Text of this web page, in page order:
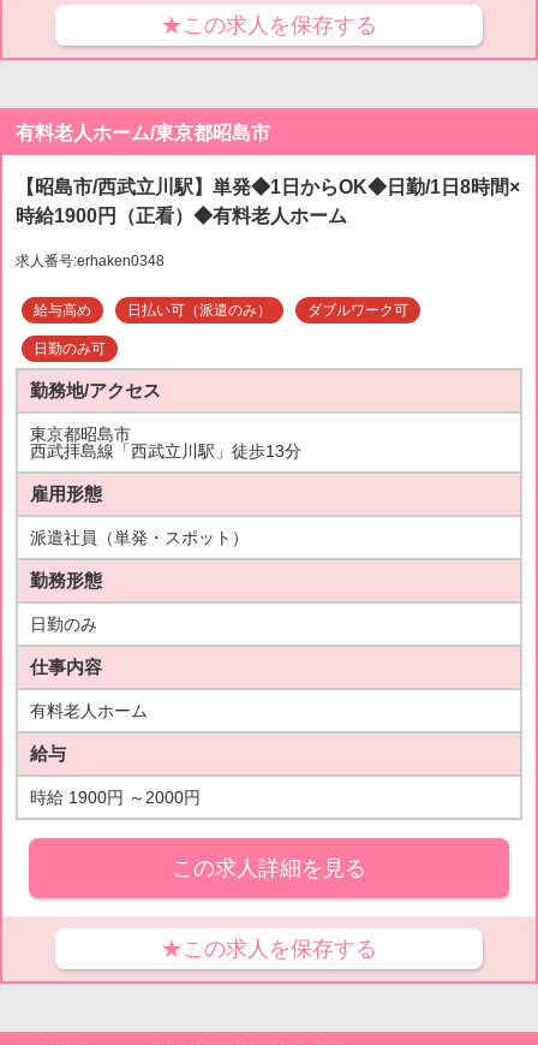
★この求人を保存する
有料老人ホーム/東京都昭島市
【昭島市/西武立川駅】単発◆1日からOK◆日勤/1日8時間×
時給1900円（正看）◆有料老人ホーム
求人番号:erhaken0348
給与高め 日払い可（派遣のみ） ダブルワーク可
日勤のみ可
勤務地/アクセス
東京都昭島市
西武拝島線「西武立川駅」徒歩13分
雇用形態
派遣社員（単発・スポット）
勤務形態
日勤のみ
仕事内容
有料老人ホーム
給与
時給 1900円 ～2000円
この求人詳細を見る
★この求人を保存する